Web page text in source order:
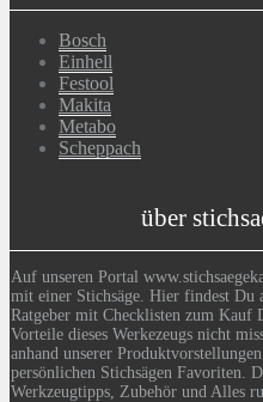
Bosch
Einhell
Festool
Makita
Metabo
Scheppach
über
Auf unseren Portal
mit einer Stichsäge. Hier findest Du
Ratgeber mit Checklisten zum Kauf
Vorteile dieses Werkezeugs nicht
anhand unserer
persönlichen Stichsägen Favoriten.
Werkzeugtipps, Zubehör und Alles